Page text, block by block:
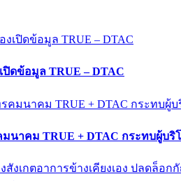
ดข้อมูล TRUE – DTAC
นาคม TRUE + DTAC กระทบผู้บริ